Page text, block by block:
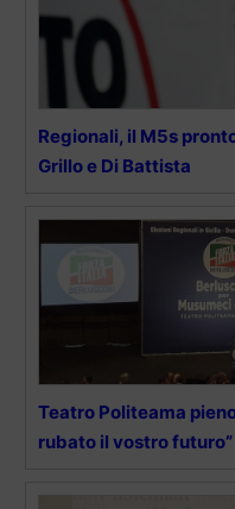
Regionali, il M5s
Grillo e Di Battista
Teatro Politeama
rubato il vostro futuro”